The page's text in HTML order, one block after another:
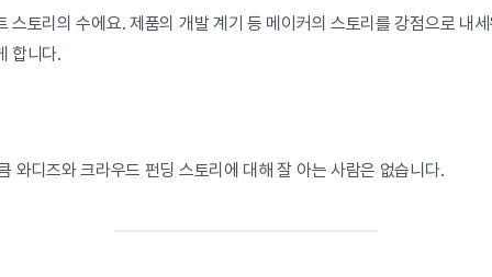
스토리의 수에요. 제품의 개발 계기 등 메이커의 스토리를 강점으로 내세
합니다.
와디즈와 크라우드 펀딩 스토리에 대해 잘 아는 사람은 없습니다.